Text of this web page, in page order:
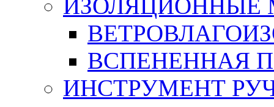
ИЗОЛЯЦИОННЫЕ
ВСПЕНЕННАЯ
ИНСТРУМЕНТ